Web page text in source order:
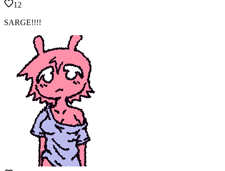
12
SARGE!!!!